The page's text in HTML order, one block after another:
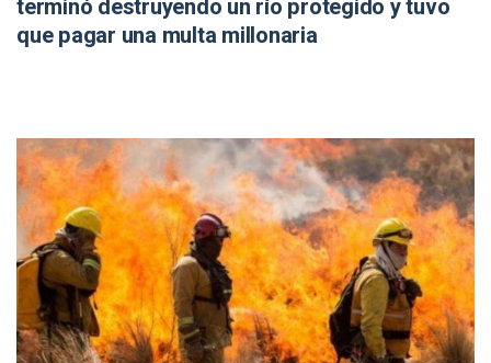
terminó destruyendo un río protegido y tuvo
que pagar una multa millonaria